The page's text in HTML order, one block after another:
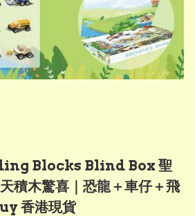
Blocks Blind Box 聖
積木驚喜｜恐龍＋車仔＋飛
香港現貨